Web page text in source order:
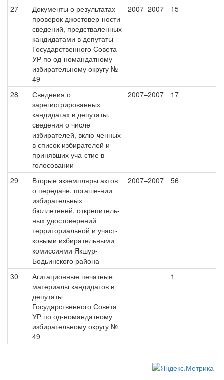
27
Документы о результатах
проверок джостовер-ности
сведений, предстваленных
кандидатами в депутаты
Государственного Совета
УР по од-номандатному
избирательному округу №
49
2007–2007 15
28
Сведения о
зарегистрированных
кандидатах в депутаты,
сведения о числе
избирателей, вклю-ченных
в список избирателей и
принявших уча-стие в
голосовании
2007–2007 17
29
Вторые экземпляры актов
о передаче, погаше-нии
избирательных
бюллетеней, открепитель-
ных удостоверений
территориальной и участ-
ковыми избирательными
комиссиями Якшур-
Бодьинского района
2007–2007 56
30
Агитационные печатные
материалы кандидатов в
депутаты
Государственного Совета
УР по од-номандатному
избирательному округу №
49
1